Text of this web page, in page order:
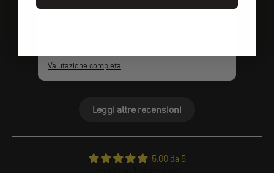
Valutazione completa
Leggi altre recensioni
5.00 da 5